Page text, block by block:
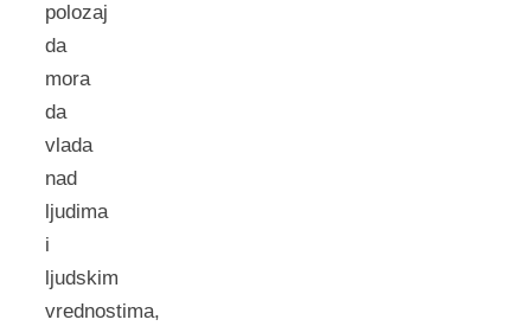
polozaj
da
mora
da
vlada
nad
ljudima
i
ljudskim
vrednostima,